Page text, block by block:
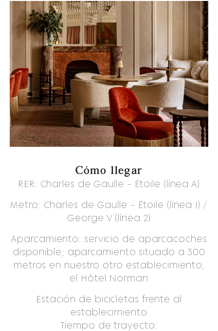
Cómo llegar
RER: Charles de Gaulle - Étoile (línea A)
Metro: Charles de Gaulle - Étoile (línea 1) /
George V (línea 2)
Aparcamiento: servicio de aparcacoches
disponible; aparcamiento situado a 300
metros en nuestro otro establecimiento,
el Hôtel Norman
Estación de bicicletas frente al
establecimiento
Tiempo de trayecto: